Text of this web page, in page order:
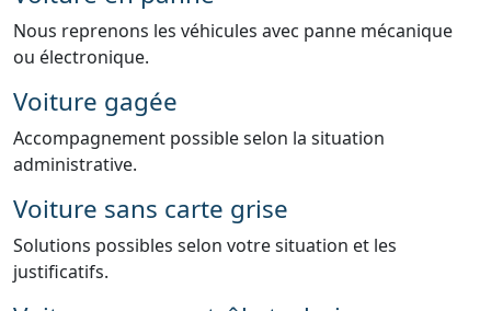
Nous reprenons les véhicules avec panne mécanique
ou électronique.
Voiture gagée
Accompagnement possible selon la situation
administrative.
Voiture sans carte grise
Solutions possibles selon votre situation et les
justificatifs.